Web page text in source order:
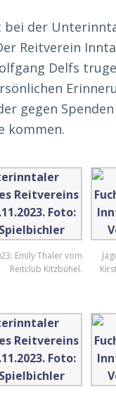
der
Reitverein
Delfs
gegen
kommen.
Emily Thaler vom
Reitclub Kitzbühel.